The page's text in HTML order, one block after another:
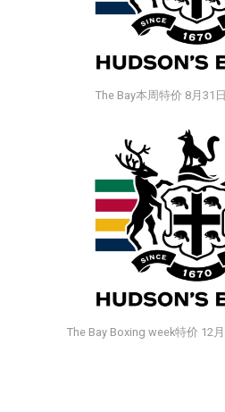
The Bay本周特价 8月31
The Bay Boxing week特价 12